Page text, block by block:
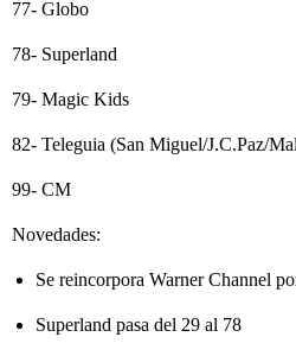
77- Globo
78- Superland
79- Magic Kids
82- Teleguia (San Miguel/J.C.Paz/
99- CM
Novedades:
Se reincorpora Warner Channel
Superland pasa del 29 al 78